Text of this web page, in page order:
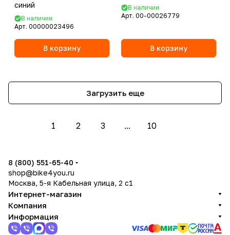
синий
В наличии
Арт. 00000023496
В корзину
В наличии
Арт. 00-00026779
В корзину
Загрузить еще
1 2 3 ... 10
8 (800) 551-65-40
shop@bike4you.ru
Москва, 5-я Кабельная улица, 2 с1
Интернет-магазин
Компания
Информация